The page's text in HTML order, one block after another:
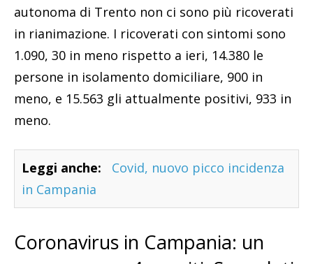
autonoma di Trento non ci sono più ricoverati
in rianimazione. I ricoverati con sintomi sono
1.090, 30 in meno rispetto a ieri, 14.380 le
persone in isolamento domiciliare, 900 in
meno, e 15.563 gli attualmente positivi, 933 in
meno.
Leggi anche:
Covid, nuovo picco incidenza
in Campania
Coronavirus in Campania: un